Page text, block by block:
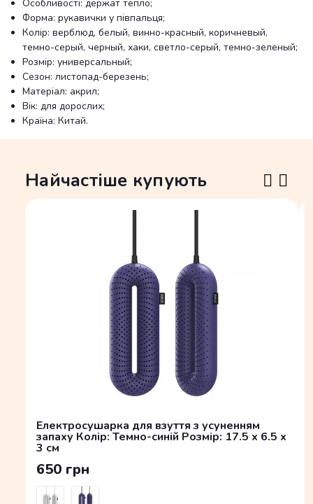
Особливості: держат тепло;
Форма: рукавички у півпальця;
Колір: верблюд, белый, винно-красный, коричневый,
темно-серый, черный, хаки, светло-серый, темно-зеленый;
Розмір: универсальный;
Сезон: листопад-березень;
Матеріал: акрил;
Вік: для дорослих;
Країна: Китай.
Найчастіше купують
Електросушарка для взуття з усуненням
запаху Колір: Темно-синій Розмір: 17.5 x 6.5 x
3 см
650 грн